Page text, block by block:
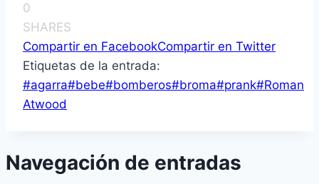
0
SHARES
Compartir en FacebookCompartir en Twitter
Etiquetas de la entrada:
#agarra#bebe#bomberos#broma#prank#Roman
Atwood
Navegación de entradas